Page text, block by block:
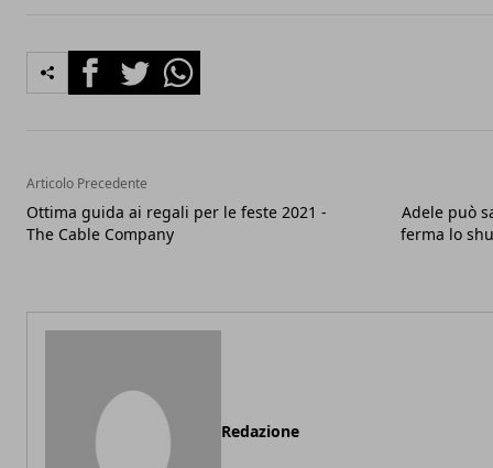
FacebookTwitterWhatsapp
Articolo Precedente
Ottima guida ai regali per le feste 2021 -
The Cable Company
Adele può
ferma lo
Redazione